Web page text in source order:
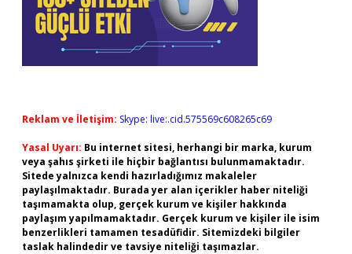
Reklam ve İletişim: Skype: live:.cid.575569c608265c69
Yasal Uyarı: Bu internet sitesi, herhangi bir marka, kurum
veya şahıs şirketi ile hiçbir bağlantısı bulunmamaktadır.
Sitede yalnızca kendi hazırladığımız makaleler
paylaşılmaktadır. Burada yer alan içerikler haber niteliği
taşımamakta olup, gerçek kurum ve kişiler hakkında
paylaşım yapılmamaktadır. Gerçek kurum ve kişiler ile isim
benzerlikleri tamamen tesadüfidir. Sitemizdeki bilgiler
taslak halindedir ve tavsiye niteliği taşımazlar.